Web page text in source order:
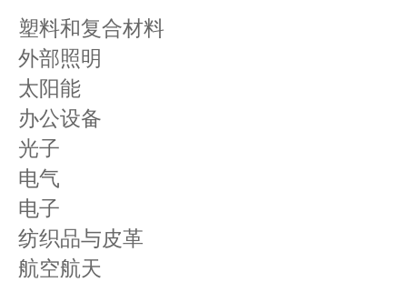
塑料和复合材料
外部照明
太阳能
办公设备
光子
电气
电子
纺织品与皮革
航空航天